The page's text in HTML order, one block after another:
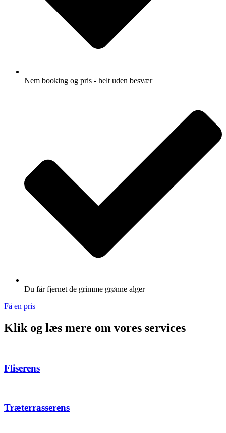
Nem booking og pris - helt uden besvær
Du får fjernet de grimme grønne alger
Få en pris
Klik og læs mere om vores services
Fliserens
Træterrasserens